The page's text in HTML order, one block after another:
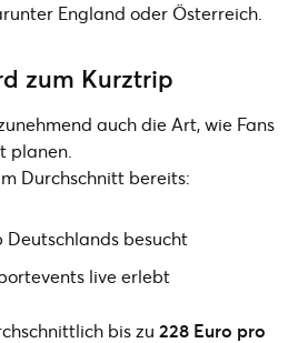
England oder Österreich.
zum Kurztrip
auch die Art, wie Fans
planen.
Durchschnitt bereits:
Deutschlands besucht
live erlebt
bis zu 228 Euro pro